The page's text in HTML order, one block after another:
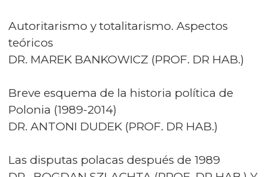
Autoritarismo y totalitarismo. Aspectos
teóricos
DR. MAREK BANKOWICZ (PROF. DR HAB.)
Breve esquema de la historia política de
Polonia (1989-2014)
DR. ANTONI DUDEK (PROF. DR HAB.)
Las disputas polacas después de 1989